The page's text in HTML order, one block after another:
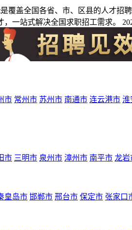
覆盖全国各省、市、区县的人才
，一站式解决全国求职招工需求。
市 常州市 苏州市 南通市 连云港市 淮
市 三明市 泉州市 漳州市 南平市 龙岩
皇岛市 邯郸市 邢台市 保定市 张家口